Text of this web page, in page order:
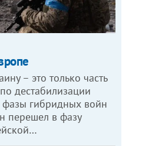
– это только часть
дестабилизации
фазы гибридных войн
перешел в фазу